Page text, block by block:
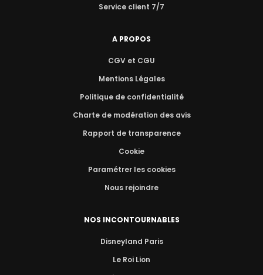
Service client 7/7
A PROPOS
CGV et CGU
Mentions Légales
Politique de confidentialité
Charte de modération des avis
Rapport de transparence
Cookie
Paramétrer les cookies
Nous rejoindre
NOS INCONTOURNABLES
Disneyland Paris
Le Roi Lion